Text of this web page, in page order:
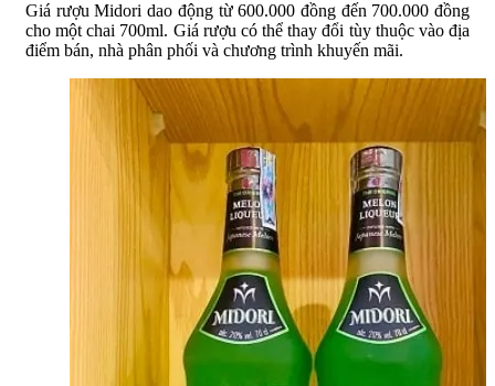
Giá rượu Midori dao động từ 600.000 đồng đến 700.000 đồng
cho một chai 700ml. Giá rượu có thể thay đổi tùy thuộc vào địa
điểm bán, nhà phân phối và chương trình khuyến mãi.